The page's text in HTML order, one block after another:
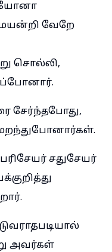
யோனா
வேறே
சொல்லி,
சேர்ந்தபோது,
சதுசேயர்
அவர்கள்